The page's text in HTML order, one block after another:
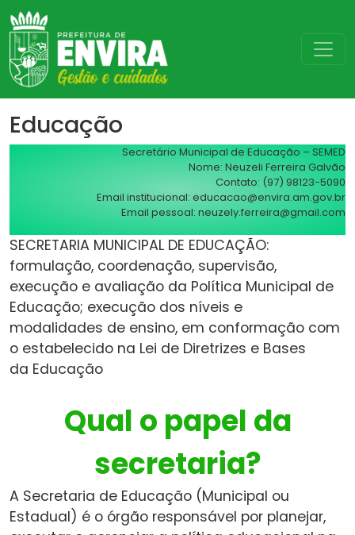
Educação
Secretário Municipal de Educação – SEMED
Nome: Neuzeli Ferreira Galvão
Contato: (97) 98123-5090
Email institucional: educacao@envira.am.gov.br
Email pessoal: neuzely.ferreira@gmail.com
SECRETARIA MUNICIPAL DE EDUCAÇÃO:
formulação, coordenação, supervisão,
execução e avaliação da Política Municipal de
Educação; execução dos níveis e
modalidades de ensino, em conformação com
o estabelecido na Lei de Diretrizes e Bases
da Educação
Qual o papel da
secretaria?
A Secretaria de Educação (Municipal ou
Estadual) é o órgão responsável por planejar,